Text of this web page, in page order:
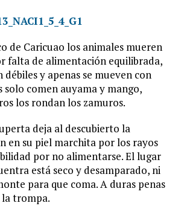
de Caricuao los animales mueren
falta de alimentación equilibrada,
débiles y apenas se mueven con
solo comen auyama y mango,
los rondan los zamuros.
deja al descubierto la
en su piel marchita por los rayos
por no alimentarse. El lugar
está seco y desamparado, ni
para que coma. A duras penas
la trompa.